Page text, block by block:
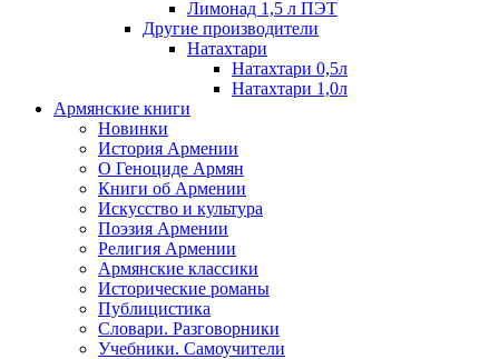
Лимонад 1,5 л ПЭТ
Другие производители
Натахтари
Натахтари 0,5л
Натахтари 1,0л
Армянские книги
Новинки
История Армении
О Геноциде Армян
Книги об Армении
Иcкусство и культура
Поэзия Армении
Религия Армении
Армянские классики
Исторические романы
Публицистика
Словари. Разговорники
Учебники. Самоучители